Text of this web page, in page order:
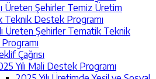
Üreten Şehirler Temiz Üretim
Teknik Destek Programı
Üreten Şehirler Tematik Teknik
Çağrısı
Yılı Mali Destek Programı